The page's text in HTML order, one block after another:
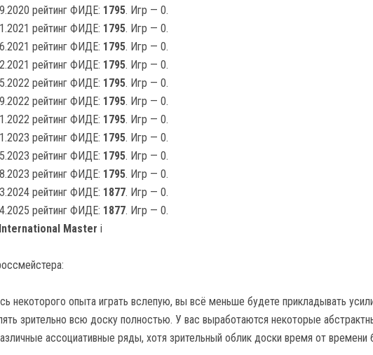
рейтинг ФИДЕ: 1795. Игр — 0.
рейтинг ФИДЕ: 1795. Игр — 0.
рейтинг ФИДЕ: 1795. Игр — 0.
рейтинг ФИДЕ: 1795. Игр — 0.
рейтинг ФИДЕ: 1795. Игр — 0.
рейтинг ФИДЕ: 1795. Игр — 0.
рейтинг ФИДЕ: 1795. Игр — 0.
рейтинг ФИДЕ: 1795. Игр — 0.
рейтинг ФИДЕ: 1795. Игр — 0.
рейтинг ФИДЕ: 1795. Игр — 0.
рейтинг ФИДЕ: 1877. Игр — 0.
рейтинг ФИДЕ: 1877. Игр — 0.
International Master i
некоторого опыта играть вслепую, вы всё меньше будете прикладывать
зрительно всю доску полностью. У вас выработаются некоторые
ассоциативные ряды, хотя зрительный облик доски время от времени